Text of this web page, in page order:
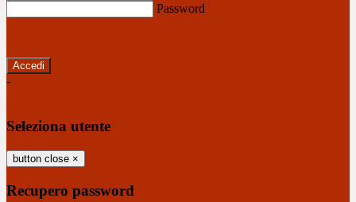
Password
-
Seleziona utente
button close ×
Recupero password